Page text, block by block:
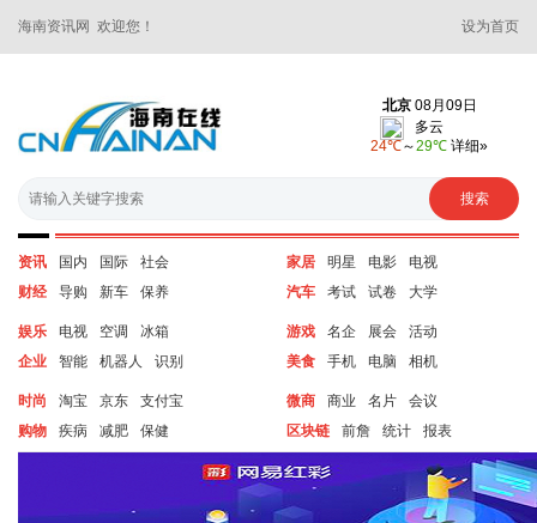
海南资讯网 欢迎您！ 设为首页
资讯 国内 国际
社会
财经
导购 新车 保养
家居 明星 电影
电视
汽车
考试 试卷 大学
娱乐 电视 空调
冰箱
企业
智能 机器人 识别
游戏 名企 展会
活动
美食
手机 电脑 相机
时尚 淘宝 京东
支付宝
购物
疾病 减肥 保健
微商 商业 名片
会议
区块链
前詹 统计 报表